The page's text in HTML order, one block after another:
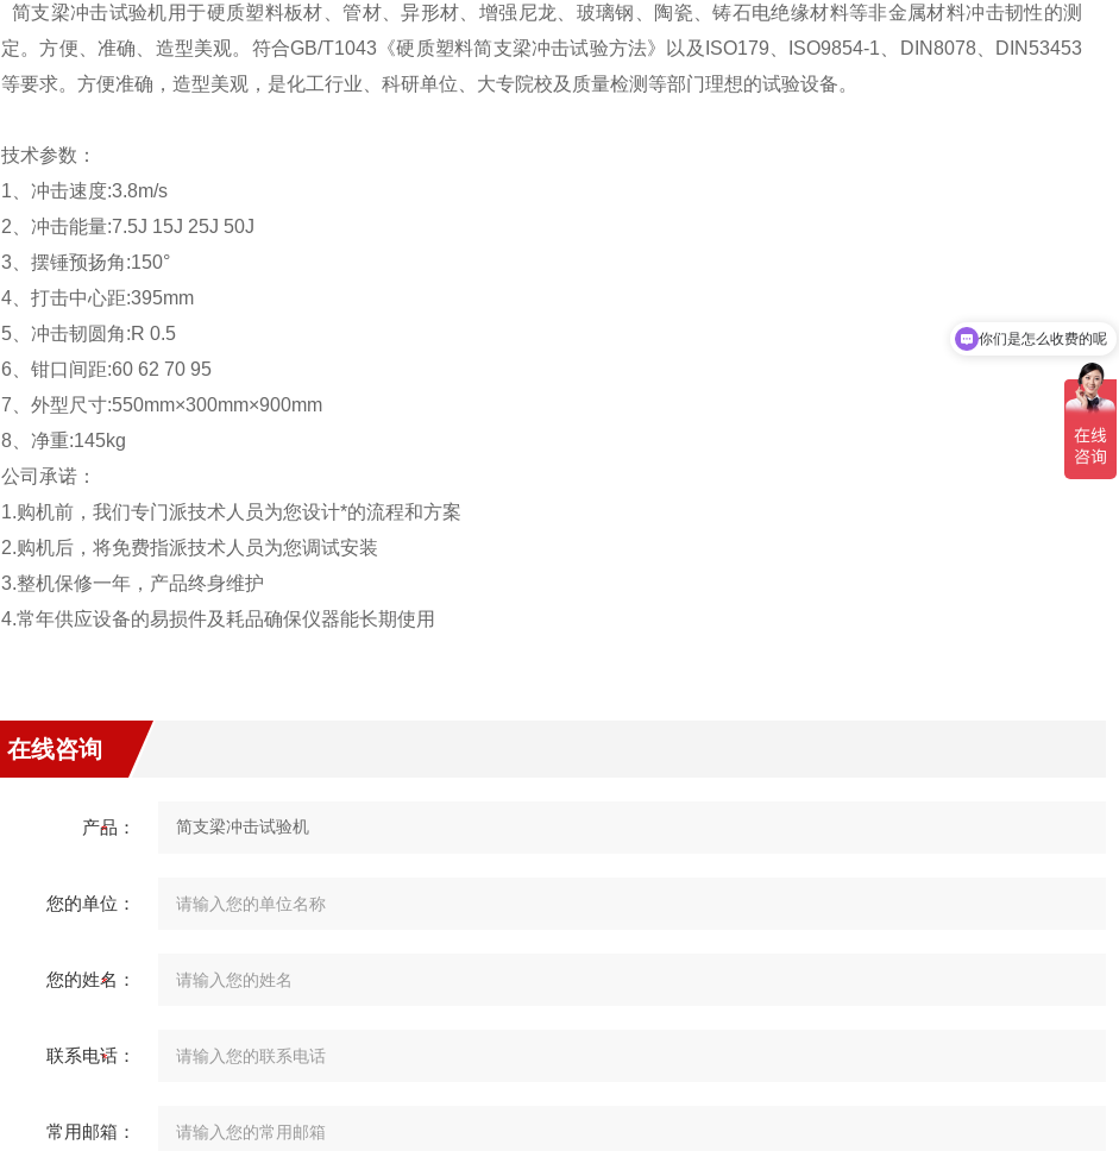
你们是怎么收费的呢
简支梁冲击试验机用于硬质塑料板材、管材、异形材、增强尼龙、玻璃钢、陶瓷、铸石电绝缘材料等非金属材料冲击韧性的测
定。方便、准确、造型美观。符合GB/T1043《硬质塑料简支梁冲击试验方法》以及ISO179、ISO9854-1、DIN8078、DIN53453
等要求。方便准确，造型美观，是化工行业、科研单位、大专院校及质量检测等部门理想的试验设备。
技术参数：
1、冲击速度:3.8m/s
2、冲击能量:7.5J 15J 25J 50J
3、摆锤预扬角:150°
4、打击中心距:395mm
5、冲击韧圆角:R 0.5
6、钳口间距:60 62 70 95
7、外型尺寸:550mm×300mm×900mm
8、净重:145kg
公司承诺：
1.购机前，我们专门派技术人员为您设计*的流程和方案
2.购机后，将免费指派技术人员为您调试安装
3.整机保修一年，产品终身维护
4.常年供应设备的易损件及耗品确保仪器能长期使用
在线咨询
产品：
您的单位：
您的姓名：
联系电话：
常用邮箱：